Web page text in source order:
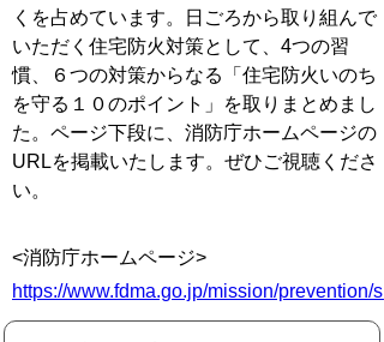
くを占めています。日ごろから取り組んで
いただく住宅防火対策として、4つの習
慣、６つの対策からなる「住宅防火いのち
を守る１０のポイント」を取りまとめまし
た。ページ下段に、消防庁ホームページの
URLを掲載いたします。ぜひご視聴くださ
い。
<消防庁ホームページ>
https://www.fdma.go.jp/mission/prevention/